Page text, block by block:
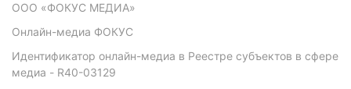
ООО «ФОКУС МЕДИА»
Онлайн-медиа ФОКУС
Идентификатор онлайн-медиа в Реестре субъектов в сфере
медиа - R40-03129